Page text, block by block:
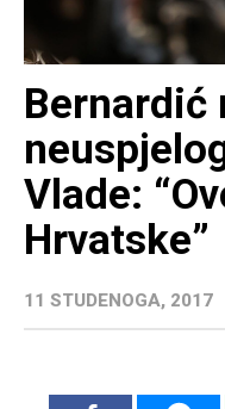
Bernardić
Vlade:
Hrvatske”
11 STUDENOGA, 2017